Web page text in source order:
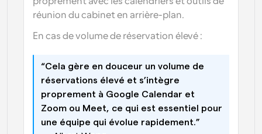
réunion du cabinet en arrière-plan.
En cas de volume de réservation élevé :
“Cela gère en douceur un volume de
réservations élevé et s’intègre
proprement à Google Calendar et
Zoom ou Meet, ce qui est essentiel pour
une équipe qui évolue rapidement.”